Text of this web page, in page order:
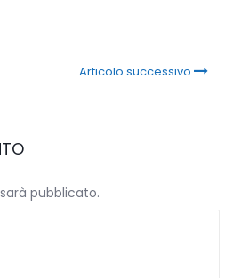
Articolo successivo
pubblicato.